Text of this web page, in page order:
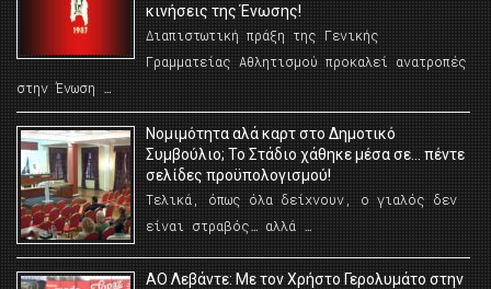
κινήσεις της Ένωσης!
Διαπιστωτική πράξη της Γενικής
Γραμματείας Αθλητισμού προκαλεί ανατροπές
στην Ένωση …
Νομιμότητα αλά καρτ στο Δημοτικό
Συμβούλιο; Το Στάδιο χάθηκε μέσα σε… πέντε
σελίδες προϋπολογισμού!
Τελικά, όπως όλα δείχνουν, ο γιαλός δεν
είναι στραβός… αλλά …
ΑΟ Λεβάντε: Με τον Χρήστο Γερολυμάτο στην